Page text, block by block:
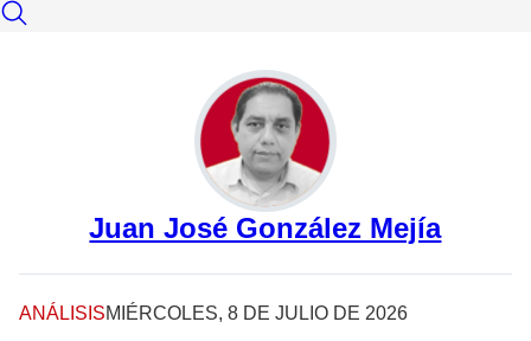
Juan José González Mejía
ANÁLISISMIÉRCOLES, 8 DE JULIO DE 2026